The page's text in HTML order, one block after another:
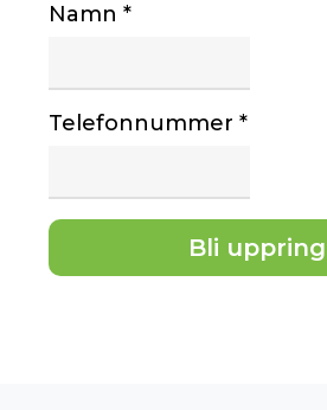
Namn *
Telefonnummer *
Bli